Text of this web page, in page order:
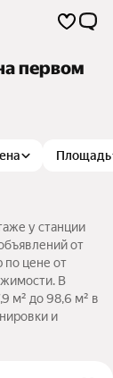
первом
Площадь
у станции
от
по цене от
В
м² до 98,6 м² в
и